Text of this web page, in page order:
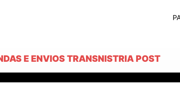
E ENVIOS TRANSNISTRIA POST